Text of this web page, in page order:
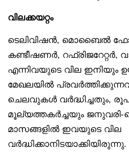
വിലക്കയറ്റം
ടെലിവിഷൻ, മൊബൈൽ
കണ്ടീഷണർ, റഫ്രിജറേറ്റർ,
എന്നിവയുടെ വില ഇനിയും
മേഖലയിൽ
ചെലവുകൾ വർദ്ധിച്ചതും,
മൂല്യത്തകർച്ചയും
മാസങ്ങളിൽ ഇവയുടെ വില